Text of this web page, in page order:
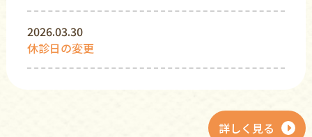
2026.03.30
休診日の変更
詳しく見る